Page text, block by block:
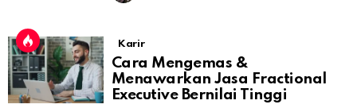
Karir
Cara Mengemas &
Menawarkan Jasa Fractional
Executive Bernilai Tinggi